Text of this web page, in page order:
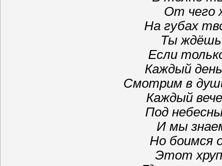
От чего
На губах
Ты
Если
Каждый
Смотрим в
Каждый
Под
И мы
Но боимся
Этот